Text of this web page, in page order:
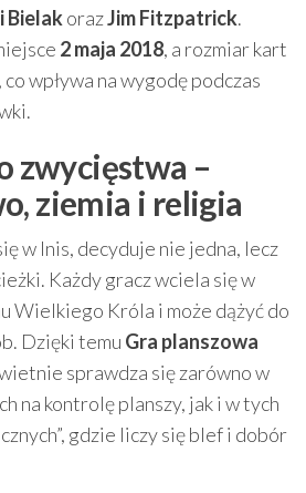
BielakorazJim Fitzpatrick.
2 maja 2018, a rozmiar kart
, co wpływa na wygodę podczas
zwycięstwa –
ziemia i religia
w Inis, decyduje nie jedna, lecz
Każdy gracz wciela się w
Wielkiego Króla i może dążyć do
Dzięki temu Gra planszowa
sprawdza się zarówno w
na kontrolę planszy, jak i w tych
gdzie liczy się blef i dobór